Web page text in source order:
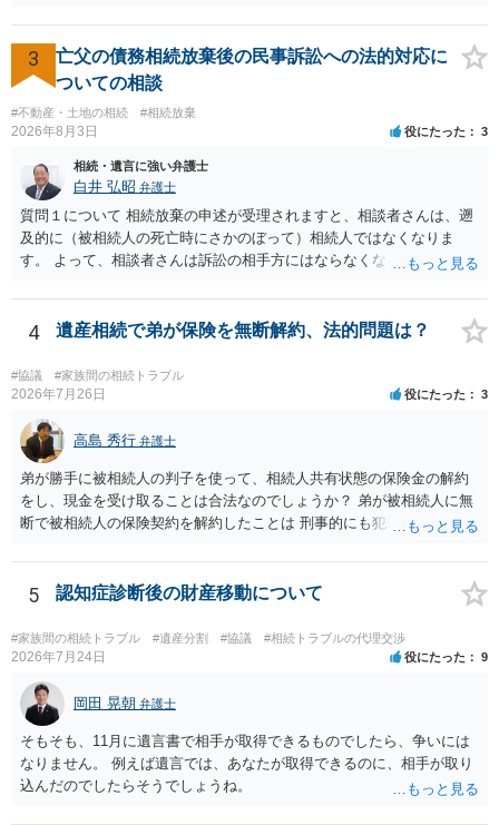
見積もりをとって）、一番安いところでやってもらうことに決めれ
ば、キューちゃんママさんの御希望をかなえることができるのではな
は思います。その場合、かかるのは戸籍等の取得費用と印紙代だけと
を確認し、印紙と共に家庭裁判所に提出して相続放棄申述受理通知書
を待つという流れになります。
できない、という意味でした。
3
亡父の債務相続放棄後の民事訴訟への法的対応に
ついての相談
#不動産・土地の相続 #相続放棄
2026年8月3日 役にたった 3
相続・遺言に強い弁護士
白井 弘昭 弁護士
質問１について 相続放棄の申述が受理されますと、相談者さんは、遡
及的に（被相続人の死亡時にさかのぼって）相続人ではなくなりま
す。 よって、相談者さんは訴訟の相手方にはならなくなるので（明け
理証明を家庭裁判所で取得し、コピーを答弁書に添えて裁判所に提出
してください。 質問２について 請求棄却を求める答弁書を提出すれ
ば、第１回期日は出席する必要がありません。その日は差支え（用事
があり出席できない）との記載で十分です。 質問３について 弁護士で
はないので、ｍｉｎｔｓでの提出の必要は無いと思います。郵送（期
限までに届けばよい）で十分です。 詳細は、書面記載の裁判所書記官
にお問い合わせください。 以上、ご参考まで。
4 遺産相続で弟が保険を無断解約、法的問題は？
#協議 #家族間の相続トラブル
2026年7月26日 役にたった 3
高島 秀行 弁護士
弟が勝手に被相続人の判子を使って、相続人共有状態の保険金の解約
をし、現金を受け取ることは合法なのでしょうか？ 弟が被相続人に無
断で被相続人の保険契約を解約したことは 刑事的にも犯罪となる可能
された書類のコピーを取得して、弁護士に面談で詳しい事情を話して
相談 されたら良いと思います。
5 認知症診断後の財産移動について
#家族間の相続トラブル #遺産分割 #協議 #相続トラブルの代理交渉
2026年7月24日 役にたった 9
岡田 晃朝 弁護士
そもそも、11月に遺言書で相手が取得できるものでしたら、争いには
なりません。 例えば遺言では、あなたが取得できるのに、相手が取り
込んだのでしたらそうでしょうね。